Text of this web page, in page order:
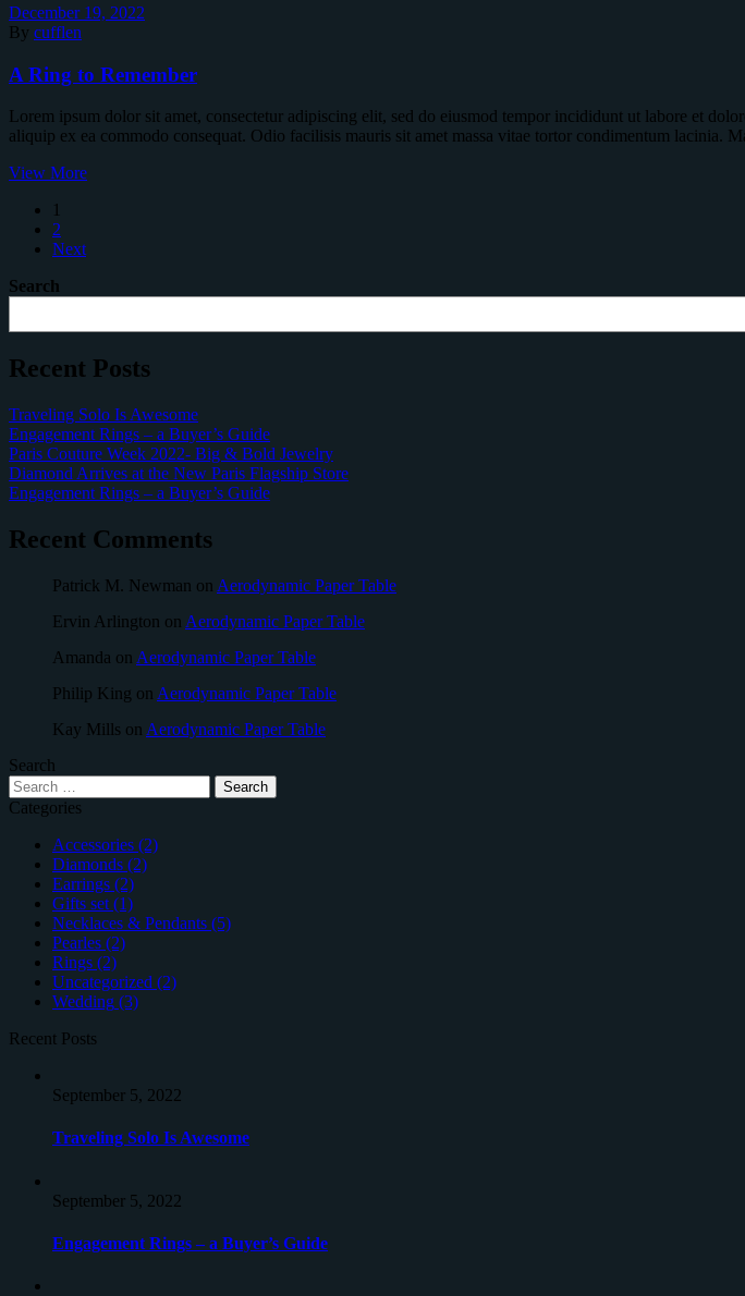
December 19, 2022
By cufflen
A Ring to Remember
Lorem ipsum dolor sit amet, consectetur adipiscing elit, sed do eiusmod tempor incididunt ut labore et
aliquip ex ea commodo consequat. Odio facilisis mauris sit amet massa vitae tortor condimentum lacinia.
View More
1
2
Next
Search
Recent Posts
Traveling Solo Is Awesome
Engagement Rings – a Buyer’s Guide
Paris Couture Week 2022- Big & Bold Jewelry
Diamond Arrives at the New Paris Flagship Store
Engagement Rings – a Buyer’s Guide
Recent Comments
Patrick M. Newman on Aerodynamic Paper Table
Ervin Arlington on Aerodynamic Paper Table
Amanda on Aerodynamic Paper Table
Philip King on Aerodynamic Paper Table
Kay Mills on Aerodynamic Paper Table
Search
Categories
Accessories (2)
Diamonds (2)
Earrings (2)
Gifts set (1)
Necklaces & Pendants (5)
Pearles (2)
Rings (2)
Uncategorized (2)
Wedding (3)
Recent Posts
September 5, 2022
Traveling Solo Is Awesome
September 5, 2022
Engagement Rings – a Buyer’s Guide